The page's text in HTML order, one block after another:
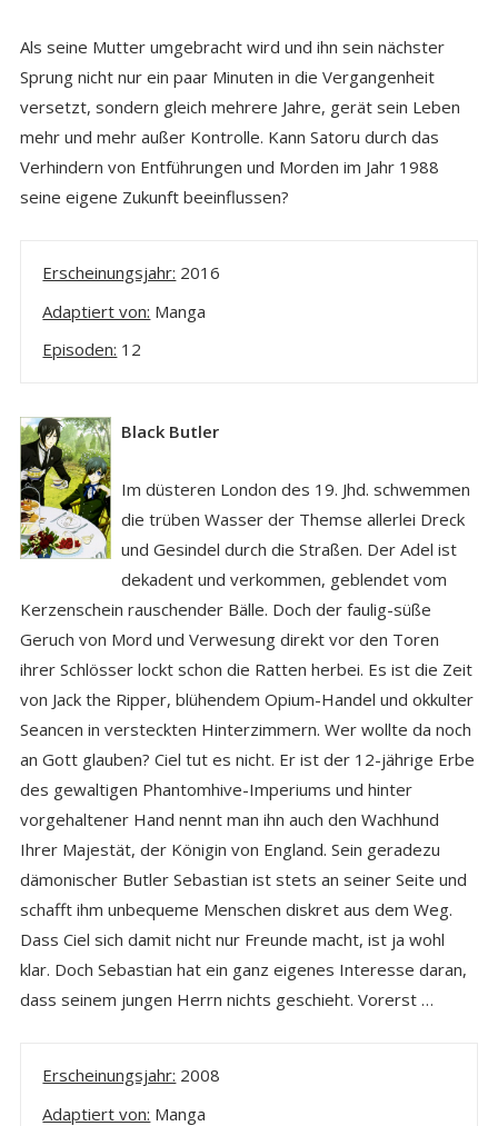
Als seine Mutter umgebracht wird und ihn sein nächster
Sprung nicht nur ein paar Minuten in die Vergangenheit
versetzt, sondern gleich mehrere Jahre, gerät sein Leben
mehr und mehr außer Kontrolle. Kann Satoru durch das
Verhindern von Entführungen und Morden im Jahr 1988
seine eigene Zukunft beeinflussen?
Erscheinungsjahr: 2016
Adaptiert von: Manga
Episoden: 12
Black Butler
Im düsteren London des 19. Jhd. schwemmen
die trüben Wasser der Themse allerlei Dreck
und Gesindel durch die Straßen. Der Adel ist
dekadent und verkommen, geblendet vom
Kerzenschein rauschender Bälle. Doch der faulig-süße
Geruch von Mord und Verwesung direkt vor den Toren
ihrer Schlösser lockt schon die Ratten herbei. Es ist die Zeit
von Jack the Ripper, blühendem Opium-Handel und okkulter
Seancen in versteckten Hinterzimmern. Wer wollte da noch
an Gott glauben? Ciel tut es nicht. Er ist der 12-jährige Erbe
des gewaltigen Phantomhive-Imperiums und hinter
vorgehaltener Hand nennt man ihn auch den Wachhund
Ihrer Majestät, der Königin von England. Sein geradezu
dämonischer Butler Sebastian ist stets an seiner Seite und
schafft ihm unbequeme Menschen diskret aus dem Weg.
Dass Ciel sich damit nicht nur Freunde macht, ist ja wohl
klar. Doch Sebastian hat ein ganz eigenes Interesse daran,
dass seinem jungen Herrn nichts geschieht. Vorerst …
Erscheinungsjahr: 2008
Adaptiert von: Manga